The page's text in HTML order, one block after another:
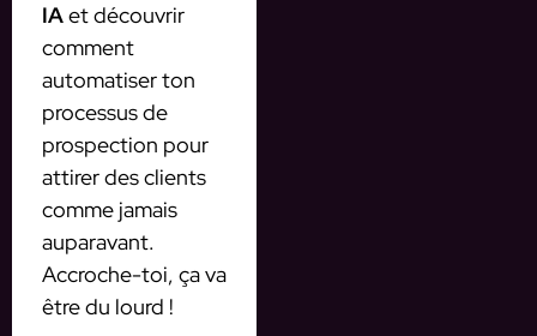
IAet découvrir
comment
automatiser ton
processus de
prospection pour
attirer des clients
comme jamais
auparavant.
Accroche-toi, ça va
être du lourd !